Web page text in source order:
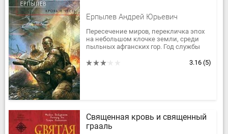
Ерпылев Андрей Юрьевич
Пересечение миров, перекличка эпох
на небольшом клочке земли, среди
пыльных афганских гор. Год службы
армии Александра Бежецкого...
3.16 (5)
Священная кровь и священный
грааль